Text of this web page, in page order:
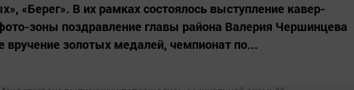
«Берег». В их рамках состоялось выступление кавер-
зоны поздравление главы района Валерия Чершинцева
вручение золотых медалей, чемпионат по...